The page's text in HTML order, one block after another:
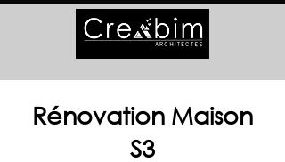
Rénovation Maison
S3